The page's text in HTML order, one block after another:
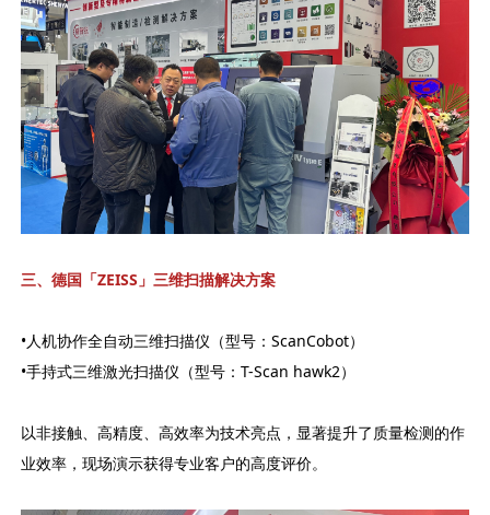
三、德国「ZEISS 」三维扫描解决方案
•人机协作全自动三维扫描仪（型号：ScanCobot）
•手持式三维激光扫描仪（型号：T-Scan hawk2）
以非接触、高精度、高效率为技术亮点，显著提升了质量检测的作
业效率，现场演示获得专业客户的高度评价。